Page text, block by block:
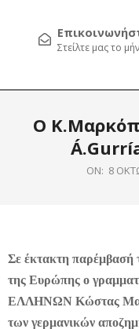
Στείλτε μας το
Navigation
Ο
ON: 8
Σε έκτακτη παρέμβασή
της Ευρώπης ο
ΕΛΛΗΝΩΝ Κώστας
των γερμανικών